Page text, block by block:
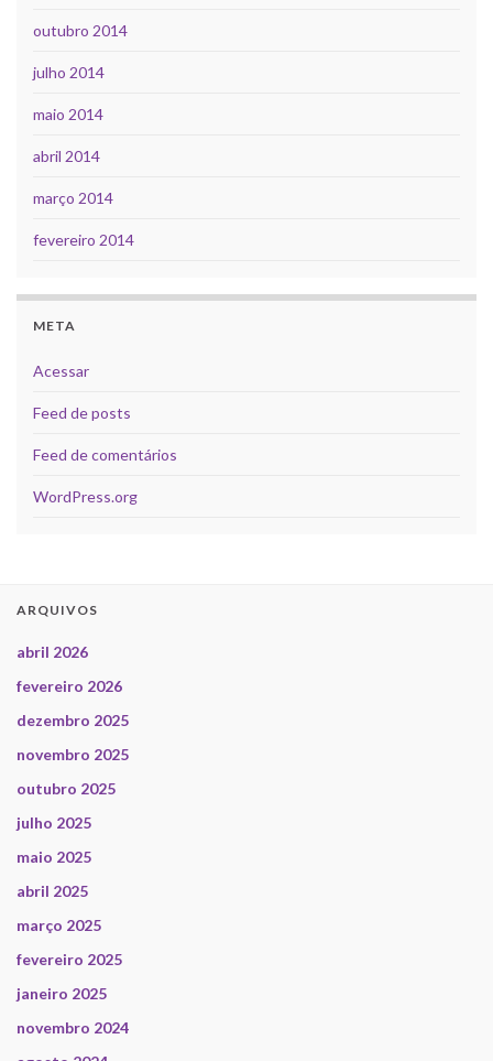
outubro 2014
julho 2014
maio 2014
abril 2014
março 2014
fevereiro 2014
META
Acessar
Feed de posts
Feed de comentários
WordPress.org
ARQUIVOS
abril 2026
fevereiro 2026
dezembro 2025
novembro 2025
outubro 2025
julho 2025
maio 2025
abril 2025
março 2025
fevereiro 2025
janeiro 2025
novembro 2024